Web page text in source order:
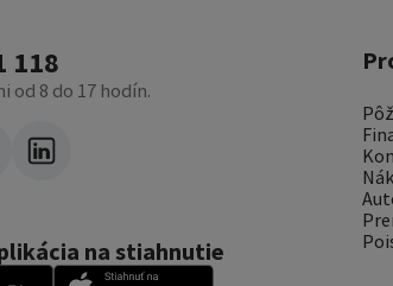
118
od 8 do 17 hodín.
na stiahnutie